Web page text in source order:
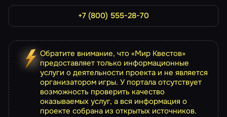
+7 (800) 555-28-70
Обратите внимание, что «Мир Квестов»
предоставляет только информационные
услуги о деятельности проекта и не является
организатором игры. У портала отсутствует
возможность проверить качество
оказываемых услуг, а вся информация о
проекте собрана из открытых источников.